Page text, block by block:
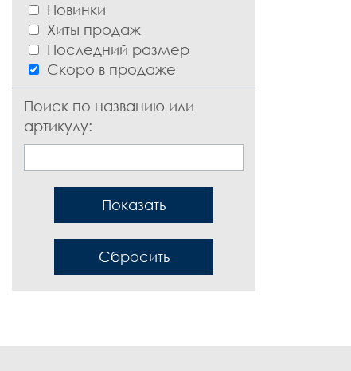
Новинки
Хиты продаж
Последний размер
Скоро в продаже
Поиск по названию или
артикулу:
Показать
Сбросить